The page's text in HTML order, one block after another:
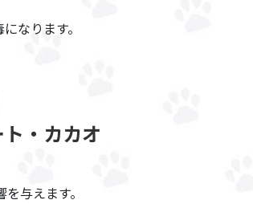
なります。
・カカオ
与えます。